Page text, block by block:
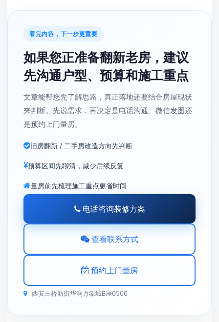
看完内容，下一步更重要
如果您正准备翻新老房，建议
先沟通户型、预算和施工重点
文章能帮您先了解思路，真正落地还要结合房屋现状
来判断。先说需求，再决定是电话沟通、微信发图还
是预约上门量房。
旧房翻新 / 二手房改造方向先判断
预算区间先聊清，减少后续反复
量房前先梳理施工重点更省时间
电话咨询装修方案
查看联系方式
预约上门量房
西安三桥新街华润万象城B座0506